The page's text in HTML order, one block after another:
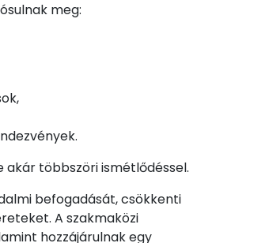
meg:
akár többszöri ismétlődéssel.
befogadását, csökkenti
A szakmaközi
hozzájárulnak egy